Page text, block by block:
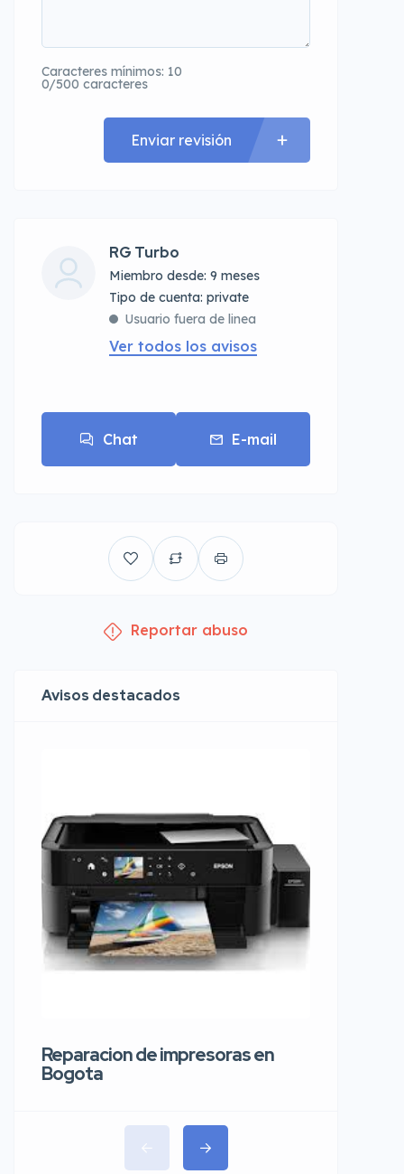
Caracteres mínimos: 10
0/500 caracteres
Enviar revisión
RG Turbo
Miembro desde: 9 meses
tipo de cuenta: private
Usuario fuera de linea
Ver todos los avisos
Chat E-mail
Reportar abuso
Avisos destacados
Reparacion de impresoras en
Bogota